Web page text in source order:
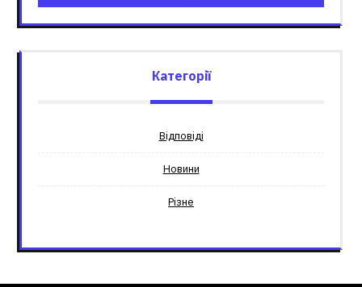
Категорії
Відповіді
Новини
Різне